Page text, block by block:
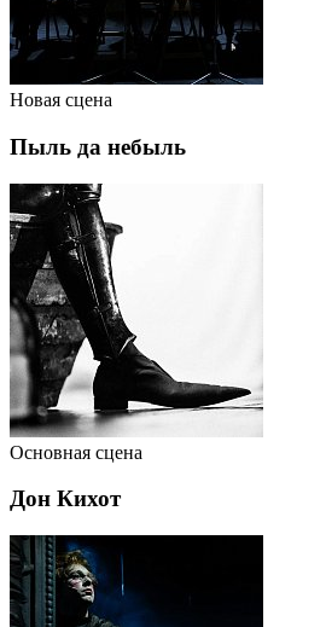
Новая сцена
Пыль да небыль
Основная сцена
Дон Кихот